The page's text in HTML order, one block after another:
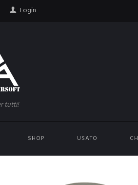
Login
tutti!
SHOP USATO